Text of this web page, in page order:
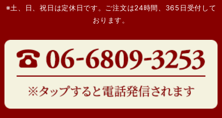
※土、日、祝日は定休日です。ご注文は24時間、365日受付して
おります。